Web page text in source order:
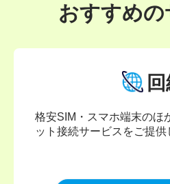
おすすめの
格安SIM・スマホ端末のほ
ット接続サービスをご提供